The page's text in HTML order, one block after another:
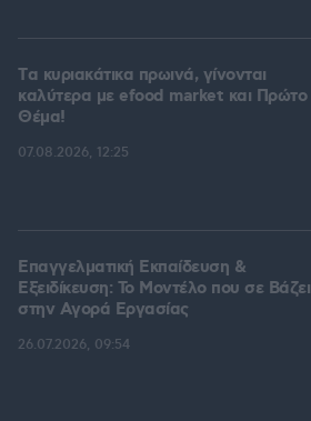
Tα κυριακάτικα πρωινά, γίνονται
καλύτερα με efood market και Πρώτο
Θέμα!
07.08.2026, 12:25
Επαγγελματική Εκπαίδευση &
Εξειδίκευση: Το Mοντέλο που σε Bάζει
στην Aγορά Eργασίας
26.07.2026, 09:54